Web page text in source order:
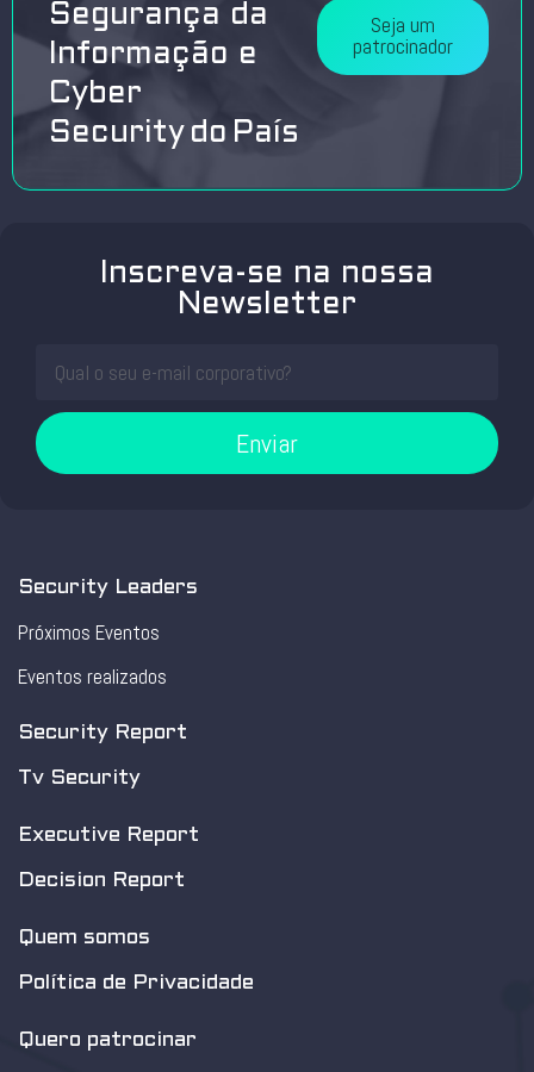
Segurança da
Informação e
Cyber
Security do País
Seja um
patrocinador
Inscreva-se na nossa
Newsletter
Enviar
Security Leaders
Próximos Eventos
Eventos realizados
Security Report
Tv Security
Executive Report
Decision Report
Quem somos
Política de Privacidade
Quero patrocinar